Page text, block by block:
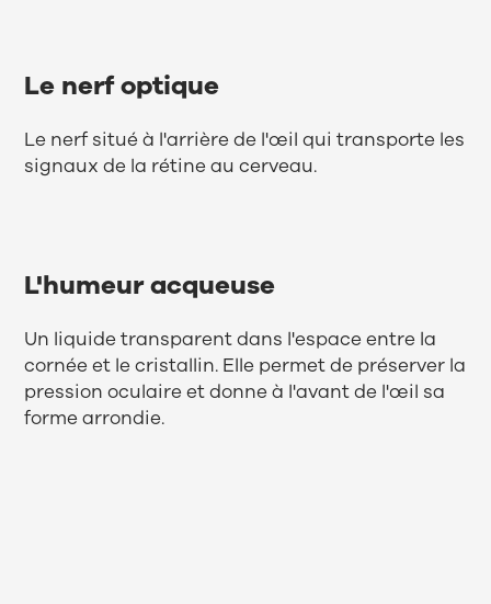
Le nerf optique
Le nerf situé à l'arrière de l'œil qui transporte les
signaux de la rétine au cerveau.
L'humeur acqueuse
Un liquide transparent dans l'espace entre la
cornée et le cristallin. Elle permet de préserver la
pression oculaire et donne à l'avant de l'œil sa
forme arrondie.